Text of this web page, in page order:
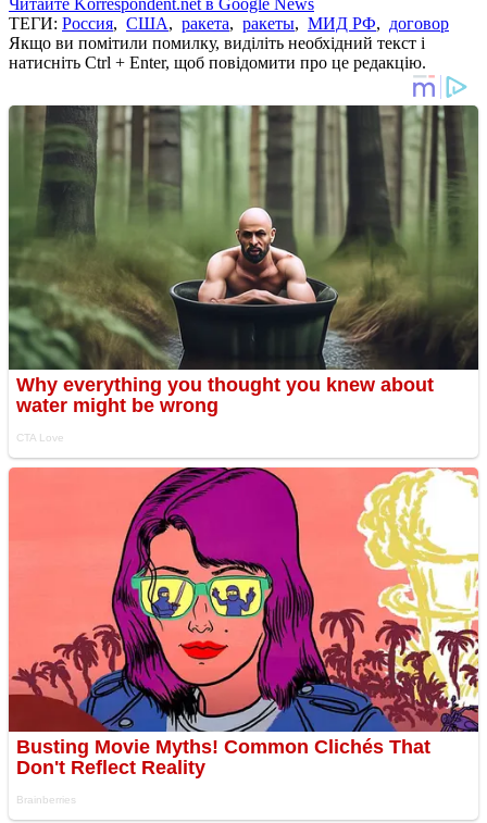
ТЕГИ: Россия, США, ракета, ракеты, МИД РФ, договор
Якщо ви помітили помилку, виділіть необхідний текст і
натисніть Ctrl + Enter, щоб повідомити про це редакцію.